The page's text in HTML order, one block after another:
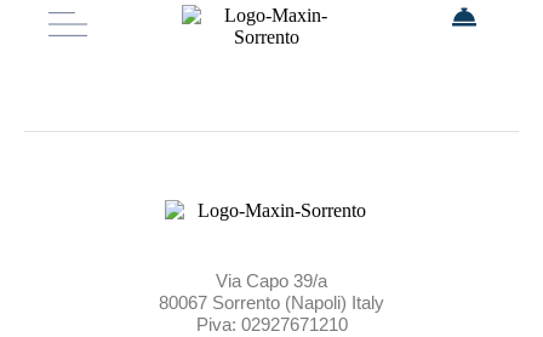
Via Capo 39/a
80067 Sorrento (Napoli) Italy
Piva: 02927671210